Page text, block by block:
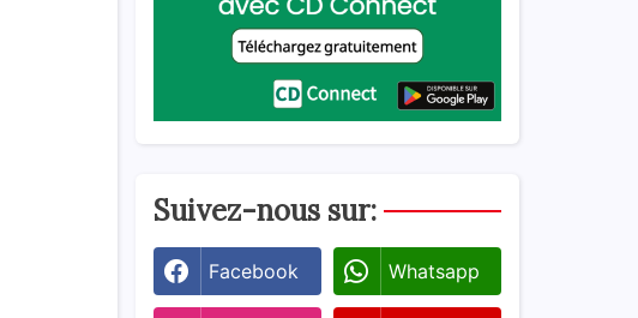
Suivez-nous sur:
Facebook Whatsapp